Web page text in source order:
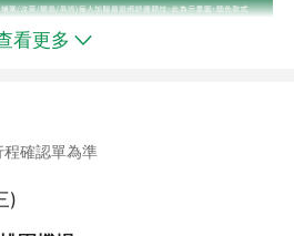
喻為世界四大海濱觀光勝地的沖繩！
看更多
確認單為準
)